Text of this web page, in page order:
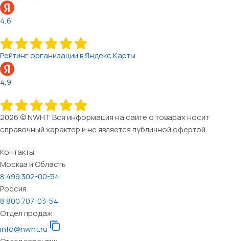
4,6
Рейтинг организации в Яндекс.Карты
4,9
2026 © NWHT Вся информация на сайте о товарах носит
справочный характер и не является публичной офертой.
Контакты
Москва и Область
8 499 302-00-54
Россия
8 800 707-03-54
Отдел продаж
info@nwht.ru